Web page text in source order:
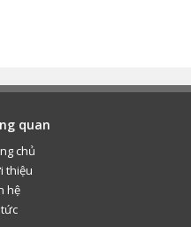
quan
chủ
thiệu
hệ